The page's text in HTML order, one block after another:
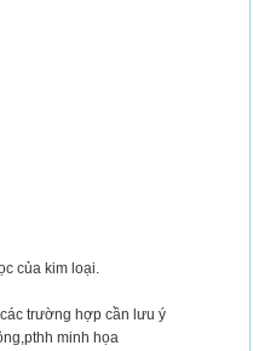
của kim loại.
trường hợp cần lưu ý
minh họa